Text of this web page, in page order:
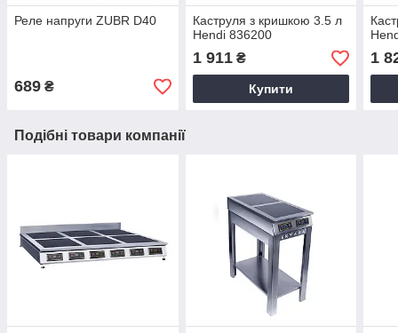
Реле напруги ZUBR D40
689 ₴
Каструля з кришкою 3.5 л
Hendi 836200
1 911₴
Купити
1
Подібні товари компанії